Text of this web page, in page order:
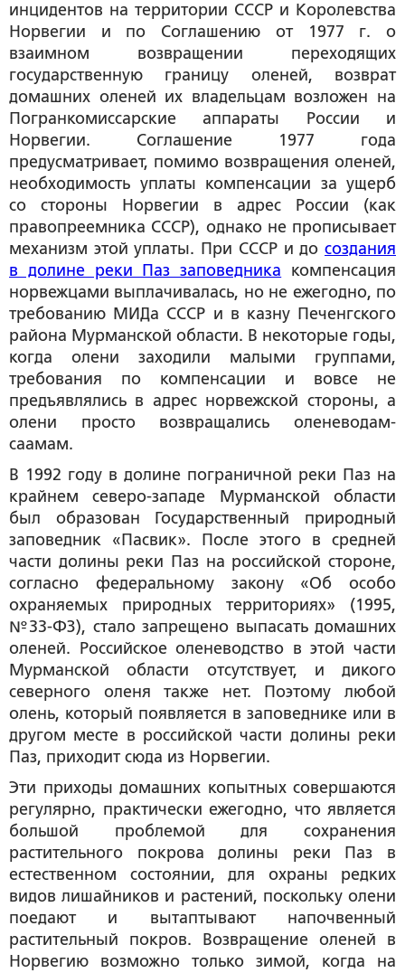
инцидентов на территории СССР и Королевства
Норвегии и по Соглашению от 1977 г. о
взаимном возвращении переходящих
государственную границу оленей, возврат
домашних оленей их владельцам возложен на
Погранкомиссарские аппараты России и
Норвегии. Соглашение 1977 года
предусматривает, помимо возвращения оленей,
необходимость уплаты компенсации за ущерб
со стороны Норвегии в адрес России (как
правопреемника СССР), однако не прописывает
механизм этой уплаты. При СССР и до создания
в долине реки Паз заповедника компенсация
норвежцами выплачивалась, но не ежегодно, по
требованию МИДа СССР и в казну Печенгского
района Мурманской области. В некоторые годы,
когда олени заходили малыми группами,
требования по компенсации и вовсе не
предъявлялись в адрес норвежской стороны, а
олени просто возвращались оленеводам-
саамам.
В 1992 году в долине пограничной реки Паз на
крайнем северо-западе Мурманской области
был образован Государственный природный
заповедник «Пасвик». После этого в средней
части долины реки Паз на российской стороне,
согласно федеральному закону «Об особо
охраняемых природных территориях» (1995,
№33-ФЗ), стало запрещено выпасать домашних
оленей. Российское оленеводство в этой части
Мурманской области отсутствует, и дикого
северного оленя также нет. Поэтому любой
олень, который появляется в заповеднике или в
другом месте в российской части долины реки
Паз, приходит сюда из Норвегии.
Эти приходы домашних копытных совершаются
регулярно, практически ежегодно, что является
большой проблемой для сохранения
растительного покрова долины реки Паз в
естественном состоянии, для охраны редких
видов лишайников и растений, поскольку олени
поедают и вытаптывают напочвенный
растительный покров. Возвращение оленей в
Норвегию возможно только зимой, когда на